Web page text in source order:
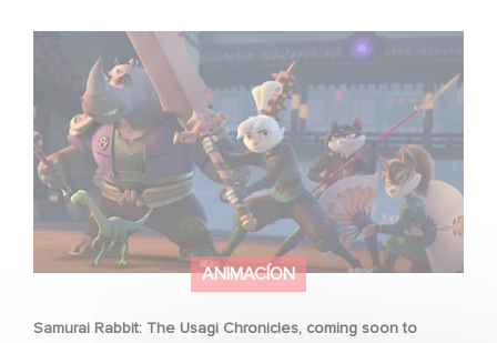
ANIMACÍON
Samurai Rabbit: The Usagi Chronicles, coming soon to
Samurai Rabbit: The Usagi Chronicles, coming soon to